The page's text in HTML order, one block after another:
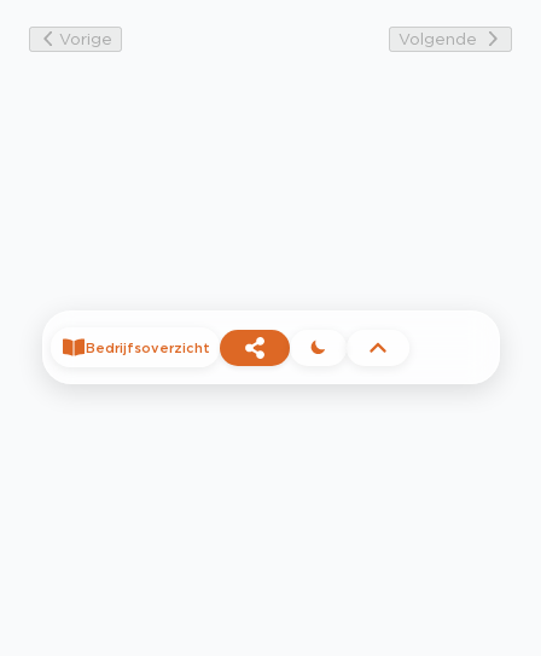
Vorige Volgende
Bedrijfsoverzicht